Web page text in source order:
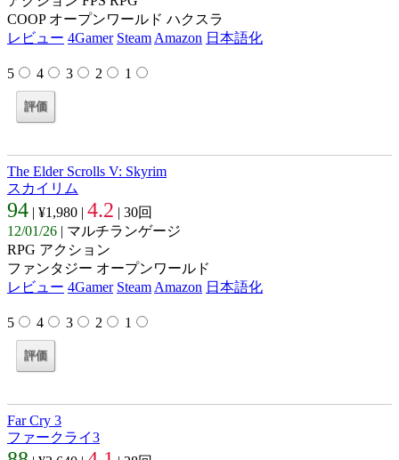
COOP オープンワールド ハクスラ
レビュー 4Gamer Steam Amazon 日本語化
5 4 3 2 1
The Elder Scrolls V: Skyrim
スカイリム
94 | ¥1,980 | 4.2 | 30回
12/01/26 | マルチランゲージ
RPG アクション
ファンタジー オープンワールド
レビュー 4Gamer Steam Amazon 日本語化
5 4 3 2 1
Far Cry 3
ファークライ3